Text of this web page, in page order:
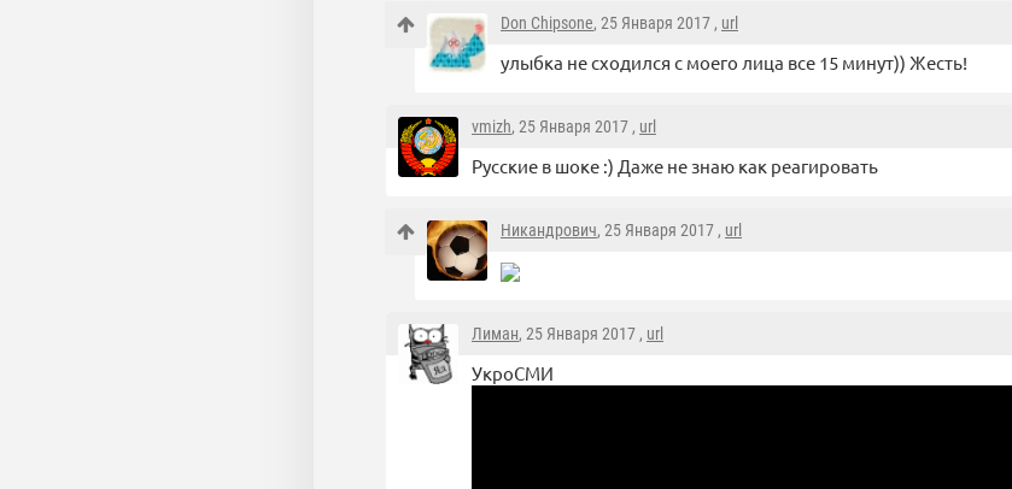
Don Chipsone, 25 Января 2017 , url
улыбка не сходился с моего лица все 15 минут)) Жесть!
vmizh, 25 Января 2017 , url
Русские в шоке :) Даже не знаю как реагировать
Никандрович, 25 Января 2017 , url
Лиман, 25 Января 2017 , url
УкроСМИ